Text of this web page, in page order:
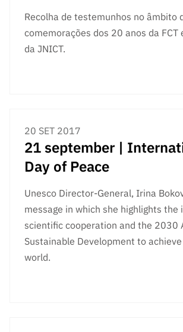
Recolha de testemunhos no âmbito
comemorações dos 20 anos da FCT
da JNICT.
20 SET 2017
21 september |
Day of Peace
Unesco Director-General, Irina
message in which she highlights the
scientific cooperation and the 2030
Sustainable Development to
world.